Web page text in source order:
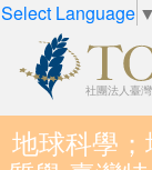
Select Language ▼
地球科學